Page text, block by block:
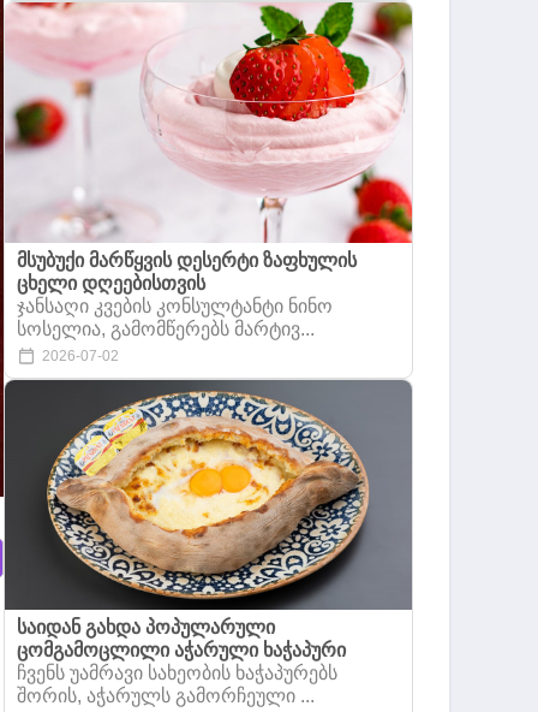
მსუბუქი მარწყვის დესერტი ზაფხულის
ცხელი დღეებისთვის
ჯანსაღი კვების კონსულტანტი ნინო
სოსელია, გამომწერებს მარტივ...
2026-07-02
საიდან გახდა პოპულარული
ცომგამოცლილი აჭარული ხაჭაპური
ჩვენს უამრავი სახეობის ხაჭაპურებს
შორის, აჭარულს გამორჩეული ...